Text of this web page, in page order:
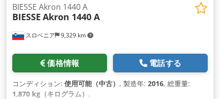
スロベニア 9,329 km
BIESSE Akron 1440 A
BIESSE Akron 1440 A
価格情報 電話する
コンディション: 使用可能（中古） , 製造年: 2016, 総重量:
1,870 kg（キログラム） ,